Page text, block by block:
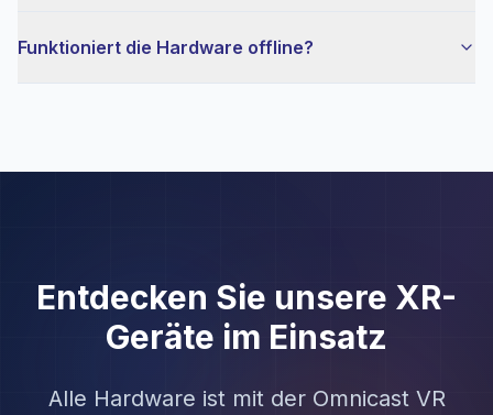
Funktioniert die Hardware offline?
Entdecken Sie unsere XR-
Geräte im Einsatz
Alle Hardware ist mit der Omnicast VR